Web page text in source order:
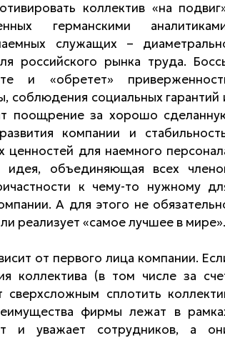
коллектив «на
германскими
служащих –
российского рынка труда.
и «обретет»
соблюдения социальных гарантий
поощрение за хорошо
компании и
ценностей для наемного
объединяющая всех
к чему-то нужному
А для этого не
реализует «самое лучшее в мире».
от первого лица компании.
коллектива (в том числе за
сплотить
фирмы лежат в
и уважает сотрудников, а